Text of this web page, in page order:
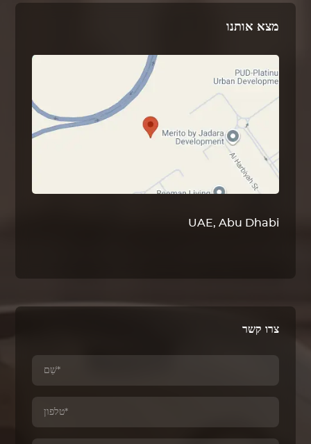
מצא אותנו
UAE, Abu Dhabi
צרו קשר